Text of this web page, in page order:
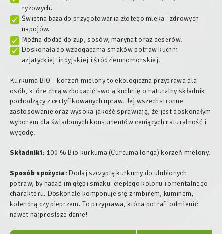
ryżowych.
Świetna baza do przygotowania złotego mleka i zdrowych
napojów.
Można dodać do zup, sosów, marynat oraz deserów.
Doskonała do wzbogacania smaków potraw kuchni
azjatyckiej, indyjskiej i śródziemnomorskiej.
Kurkuma BIO – korzeń mielony to ekologiczna przyprawa dla
osób, które chcą wzbogacić swoją kuchnię o naturalny składnik
pochodzący z certyfikowanych upraw. Jej wszechstronne
zastosowanie oraz wysoka jakość sprawiają, że jest doskonałym
wyborem dla świadomych konsumentów ceniących naturalność i
wygodę.
Składniki: 100 % Bio kurkuma (Curcuma longa) korzeń mielony.
Sposób spożycia:Dodaj szczyptę kurkumy do ulubionych
potraw, by nadać im głębi smaku, ciepłego koloru i orientalnego
charakteru. Doskonale komponuje się z imbirem, kuminem,
kolendrą czy pieprzem. To przyprawa, która potrafi odmienić
nawet najprostsze danie!